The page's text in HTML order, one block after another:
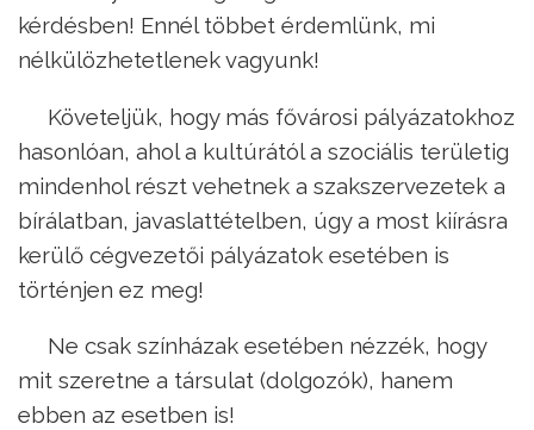
kérdésben! Ennél többet érdemlünk, mi
nélkülözhetetlenek vagyunk!
Követeljük, hogy más fővárosi pályázatokhoz
hasonlóan, ahol a kultúrától a szociális területig
mindenhol részt vehetnek a szakszervezetek a
bírálatban, javaslattételben, úgy a most kiírásra
kerülő cégvezetői pályázatok esetében is
történjen ez meg!
Ne csak színházak esetében nézzék, hogy
mit szeretne a társulat (dolgozók), hanem
ebben az esetben is!